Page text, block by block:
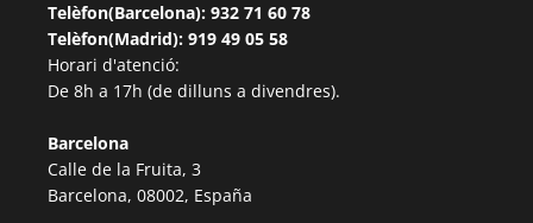
Telèfon(Barcelona): 932 71 60 78
Telèfon(Madrid): 919 49 05 58
Horari d'atenció:
De 8h a 17h (de dilluns a divendres).
Barcelona
Calle de la Fruita, 3
Barcelona, 08002, España